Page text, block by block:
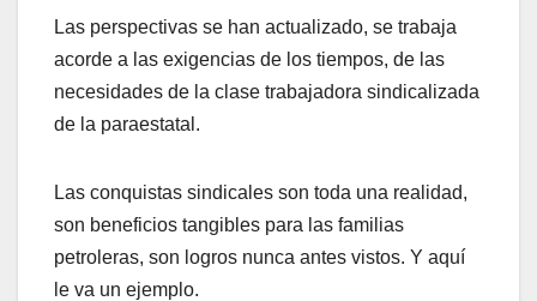
Las perspectivas se han actualizado, se trabaja
acorde a las exigencias de los tiempos, de las
necesidades de la clase trabajadora sindicalizada
de la paraestatal.
Las conquistas sindicales son toda una realidad,
son beneficios tangibles para las familias
petroleras, son logros nunca antes vistos. Y aquí
le va un ejemplo.